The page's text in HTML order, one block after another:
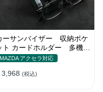
ーサンバイザー 収納ポケ
ト カードホルダー 多機能
ケット 小物入れ
MAZDA アクセラ対応
3,968 (税込)